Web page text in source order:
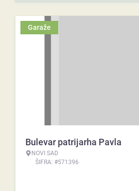
Garaže
Bulevar patrijarha Pavla
NOVI SAD
ŠIFRA: #571396